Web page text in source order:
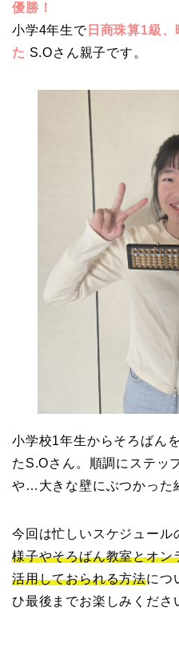
優勝！
小学4年生で日商珠算1級、
た S.Oさん親子です。
小学校1年生からそろばん
たS.Oさん。順調にステッ
や…大きな壁にぶつかった
今回は忙しいスケジュール
様子やそろばん教室とオン
活用しておられる方法につ
ひ最後までお楽しみくださ